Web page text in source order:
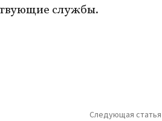
службы.
Следующая статья